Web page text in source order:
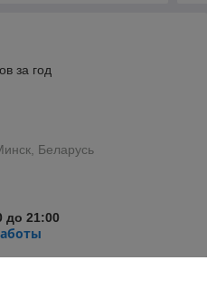
за год
Беларусь
до 21:00